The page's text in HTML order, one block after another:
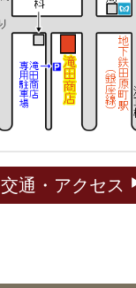
交通・アクセス